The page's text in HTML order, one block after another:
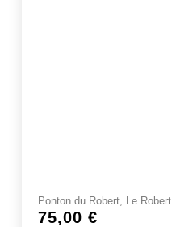
Ponton du Robert, Le Robert
75,00 €